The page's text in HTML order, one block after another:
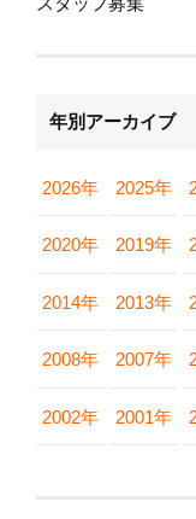
年別アーカイブ
2026年 2025年
2020年 2019年
2014年 2013年
2008年 2007年
2002年 2001年